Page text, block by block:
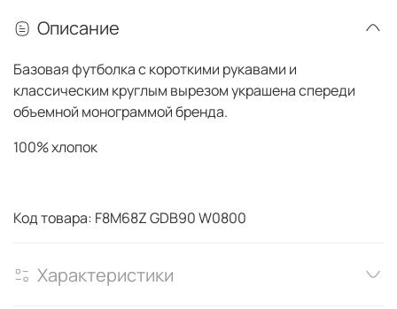
Описание
Базовая футболка с короткими рукавами и
классическим круглым вырезом украшена спереди
объемной монограммой бренда.
100% хлопок
Код товара: F8M68Z GDB90 W0800
Характеристики